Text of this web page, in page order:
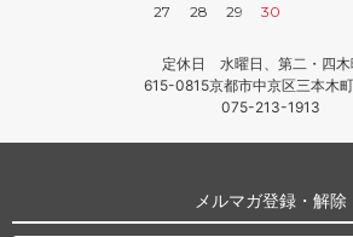
27
28 29 30
定休日 水曜日、第二・四木
615-0815京都市中京区三本木
075-213-1913
メルマガ登録・解除